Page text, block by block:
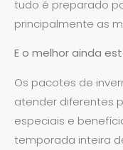
tudo é preparado
principalmente as
E o melhor ainda
Os pacotes de
atender diferentes
especiais e
temporada inteira